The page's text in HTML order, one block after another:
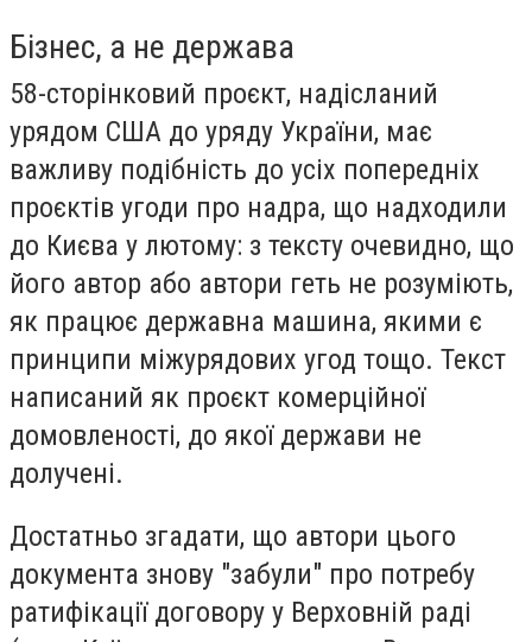
Бізнес, а не держава
58-сторінковий проєкт, надісланий
урядом США до уряду України, має
важливу подібність до усіх попередніх
проєктів угоди про надра, що надходили
до Києва у лютому: з тексту очевидно, що
його автор або автори геть не розуміють,
як працює державна машина, якими є
принципи міжурядових угод тощо. Текст
написаний як проєкт комерційної
домовленості, до якої держави не
долучені.
Достатньо згадати, що автори цього
документа знову "забули" про потребу
ратифікації договору у Верховній раді